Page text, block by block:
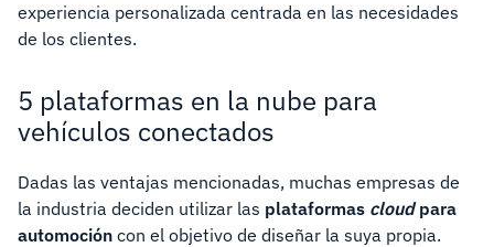
experiencia personalizada centrada en las necesidades
de los clientes.
5 plataformas en la nube para
vehículos conectados
Dadas las ventajas mencionadas, muchas empresas de
la industria deciden utilizar las plataformas cloudpara
automoción con el objetivo de diseñar la suya propia.